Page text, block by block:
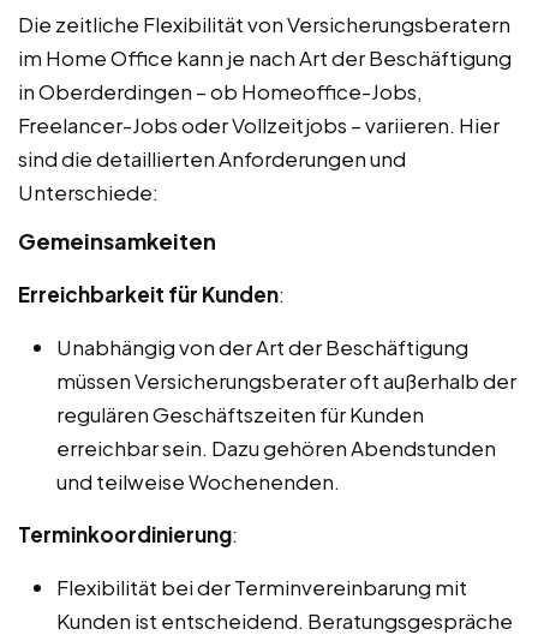
Die zeitliche Flexibilität von Versicherungsberatern
im Home Office kann je nach Art der Beschäftigung
in Oberderdingen – ob Homeoffice-Jobs,
Freelancer-Jobs oder Vollzeitjobs – variieren. Hier
sind die detaillierten Anforderungen und
Unterschiede:
Gemeinsamkeiten
Erreichbarkeit für Kunden:
Unabhängig von der Art der Beschäftigung
müssen Versicherungsberater oft außerhalb der
regulären Geschäftszeiten für Kunden
erreichbar sein. Dazu gehören Abendstunden
und teilweise Wochenenden.
Terminkoordinierung:
Flexibilität bei der Terminvereinbarung mit
Kunden ist entscheidend. Beratungsgespräche